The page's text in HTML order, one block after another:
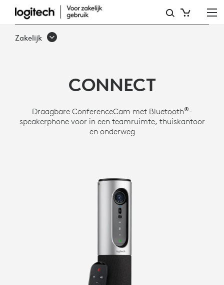
LOGITECH
CONFERENCECAM
Zakelijk
CONNECT
Draagbare ConferenceCam met Bluetooth®-
speakerphone voor in een teamruimte, thuiskantoor
en onderweg